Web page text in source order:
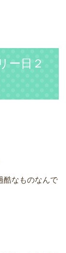
ー日２
酷なものなんで